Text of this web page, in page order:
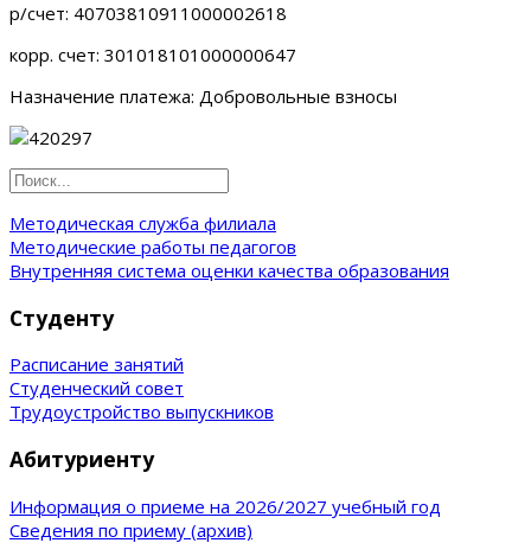
р/счет: 40703810911000002618
корр. счет: 301018101000000647
Назначение платежа: Добровольные взносы
Методическая служба филиала
Методические работы педагогов
Внутренняя система оценки качества образования
Студенту
Расписание занятий
Студенческий совет
Трудоустройство выпускников
Абитуриенту
Информация о приеме на 2026/2027 учебный год
Сведения по приему (архив)